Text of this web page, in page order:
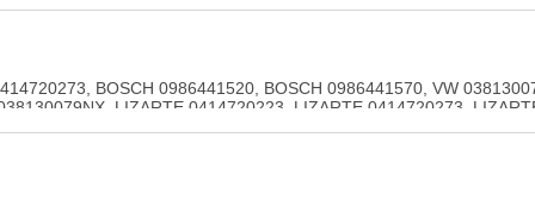
BOSCH 0986441520, BOSCH 0986441570, VW
LIZARTE 0414720223, LIZARTE 0414720273,